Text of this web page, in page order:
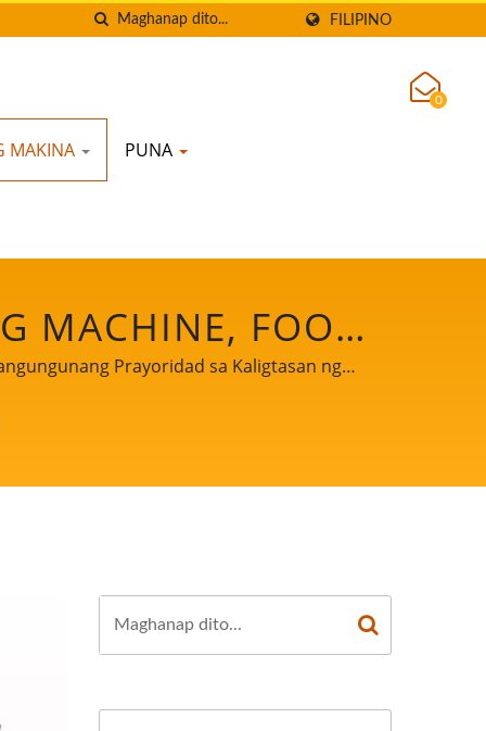
FILIPINO
MAKINA PUNA
0
MACHINE, FOOD
MAKINA SA
NA MAY
NG PAGKAIN.
Prayoridad sa Kaligtasan ng